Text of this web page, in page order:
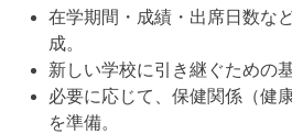
在学期間・成績・出席日数な
成。
新しい学校に引き継ぐための
必要に応じて、保健関係（健
を準備。